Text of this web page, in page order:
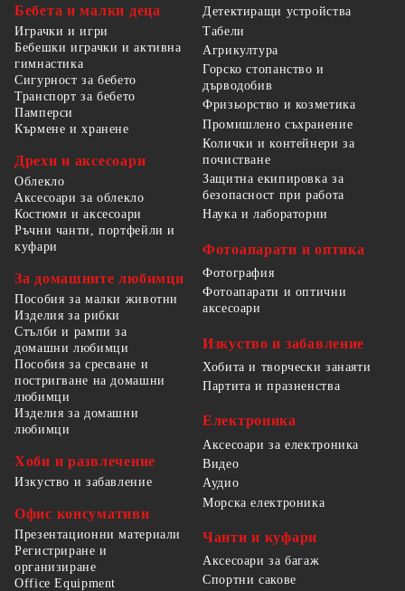
Бебета и малки деца
Играчки и игри
Бебешки играчки и активна
гимнастика
Сигурност за бебето
Транспорт за бебето
Памперси
Кърмене и хранене
Дрехи и аксесоари
Облекло
Аксесоари за облекло
Костюми и аксесоари
Ръчни чанти, портфейли и
куфари
За домашните любимци
Пособия за малки животни
Изделия за рибки
Стълби и рампи за
домашни любимци
Пособия за сресване и
постригване на домашни
любимци
Изделия за домашни
любимци
Хоби и развлечение
Изкуство и забавление
Офис консумативи
Презентационни материали
Регистриране и
организиране
Office Equipment
Детектиращи устройства
Табели
Агрикултура
Горско стопанство и
дърводобив
Фризьорство и козметика
Промишлено съхранение
Колички и контейнери за
почистване
Защитна екипировка за
безопасност при работа
Наука и лаборатории
Фотоапарати и оптика
Фотография
Фотоапарати и оптични
аксесоари
Изкуство и забавление
Хобита и творчески занаяти
Партита и празненства
Електроника
Аксесоари за електроника
Видео
Аудио
Морска електроника
Чанти и куфари
Аксесоари за багаж
Спортни сакове